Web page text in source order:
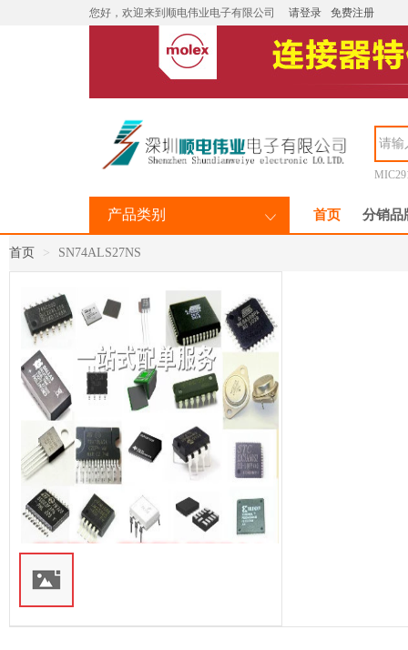
您好，欢迎来到顺电伟业电子有限公司 请登录 免费注册
产品类别 首页 分销品
首页 SN74ALS27NS